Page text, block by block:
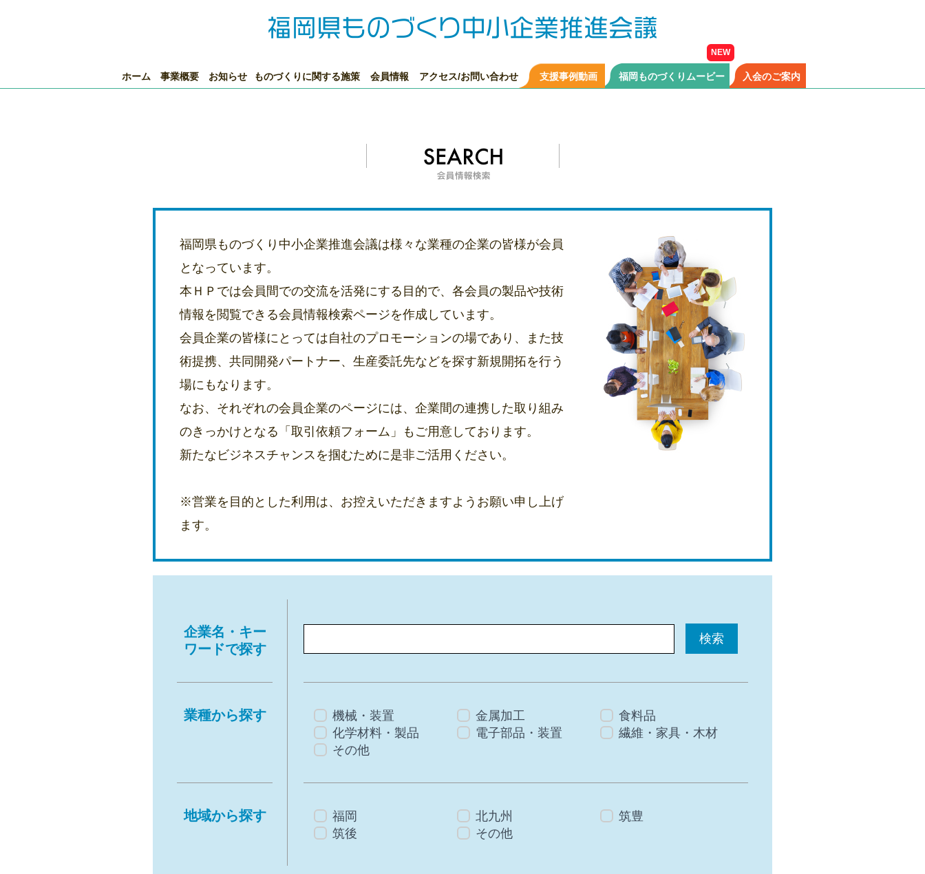
ホーム 事業概要 お知らせ ものづくりに関する施策 会員情報 アクセス/お問い合わせ 支援事例動画 福岡ものづくりムービー 入会のご案内
福岡県ものづくり中小企業推進会議は様々な業種の企業の皆様が会員
となっています。
本ＨＰでは会員間での交流を活発にする目的で、各会員の製品や技術
情報を閲覧できる会員情報検索ページを作成しています。
会員企業の皆様にとっては自社のプロモーションの場であり、また技
術提携、共同開発パートナー、生産委託先などを探す新規開拓を行う
場にもなります。
なお、それぞれの会員企業のページには、企業間の連携した取り組み
のきっかけとなる「取引依頼フォーム」もご用意しております。
新たなビジネスチャンスを掴むために是非ご活用ください。
※営業を目的とした利用は、お控えいただきますようお願い申し上げ
ます。
企業名・キー
ワードで探す
業種から探す 機械・装置 金属加工
食料品
化学材料・製品
電子部品・装置
繊維・家具・木材
その他
地域から探す 福岡 北九州
筑豊
筑後
その他